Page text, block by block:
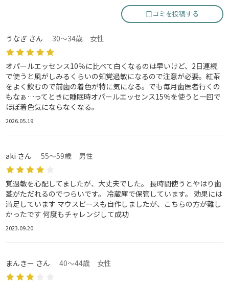
口コミを投稿する
うなぎ さん 30～34歳 女性
オパールエッセンス10％に比べて白くなるのは早いけど、2日連続
で使うと風がしみるくらいの知覚過敏になるので注意が必要。紅茶
をよく飲むので前歯の着色が特に気になる。でも毎月歯医者行くの
もなぁ…ってときに睡眠時オパールエッセンス15％を使うと一回で
ほぼ着色気にならなくなる。
2026.05.19
aki さん 55～59歳 男性
覚過敏を心配してましたが、大丈夫でした。 長時間使うとやはり歯
茎がただれるのでつらいです。 冷蔵庫で保管しています。 効果には
満足しています マウスピースも自作しましたが、こちらの方が難し
かったです 何度もチャレンジして成功
2023.09.20
まんきー さん 40～44歳 女性